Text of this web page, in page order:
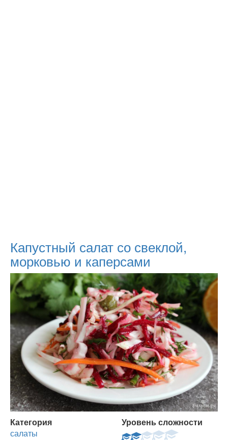
Капустный салат со свеклой,
морковью и каперсами
Категория
салаты
Уровень сложности